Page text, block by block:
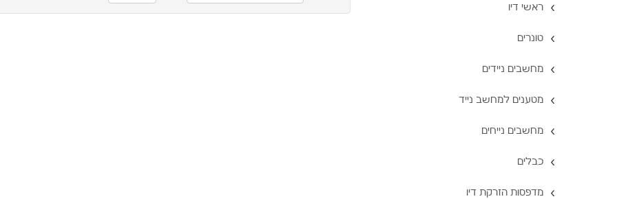
ראשי דיו
טונרים
מחשבים ניידים
מטענים למחשב נייד
מחשבים נייחים
כבלים
מדפסות הזרקת דיו